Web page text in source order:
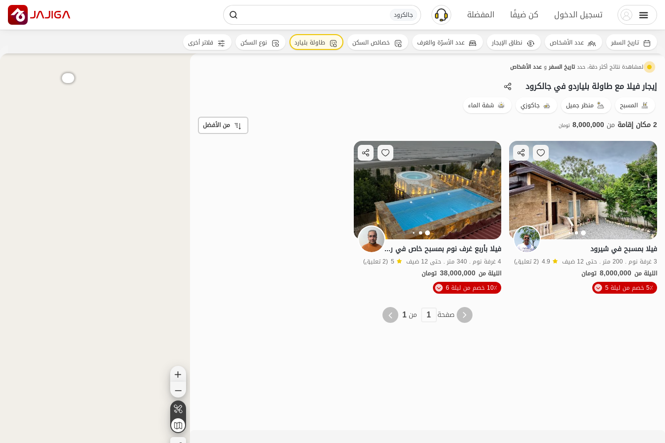
تسجيل الدخول كن ضيفًا المفضلة جالکرود
لمشاهدة نتائج أكثر دقة، حددتاريخ السفروعدد الأشخاص
إيجار فيلا مع طاولة بلياردو في جالکرود
المسبح منظر جميل جاكوزي شفة الماء
2 مكان إقامة من 8,000,000 تومان من الأفضل
فيلا بمسبح في شيرود
3 غرفة نوم . 200 متر . حتى 12 ضيف 4.9 (2 تعليق)
الليلة من 8,000,000 تومان
5٪ خصم من ليلة 5
الموقع على الخريطة
فيلا بأربع غرف نوم بمسبح خاص في رامسر - على شاطئ البحر
4 غرفة نوم . 340 متر . حتى 12 ضيف 5 (2 تعليق)
الليلة من 38,000,000 تومان
10٪ خصم من ليلة 6
صفحة 1 من1
تاريخ السفر عدد الأشخاص نطاق الإيجار عدد الأسرّة والغرف خصائص السكن طاولة بليارد نوع السكن فلاتر أخرى